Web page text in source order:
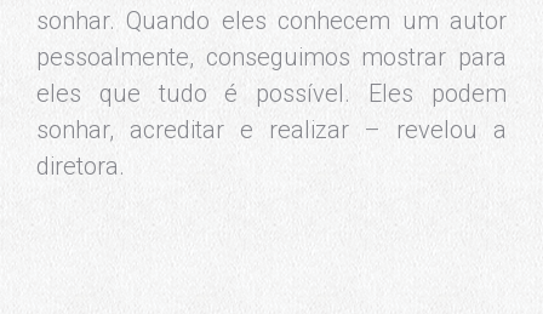
sonhar. Quando eles conhecem um autor
pessoalmente, conseguimos mostrar para
eles que tudo é possível. Eles podem
sonhar, acreditar e realizar – revelou a
diretora.